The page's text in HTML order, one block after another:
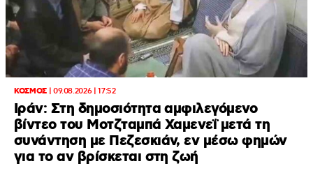
ΚΟΣΜΟΣ| 09.08.2026 | 17:52
Ιράν: Στη δημοσιότητα αμφιλεγόμενο
βίντεο του Μοτζταμπά Χαμενεΐ μετά τη
συνάντηση με Πεζεσκιάν, εν μέσω φημών
για το αν βρίσκεται στη ζωή